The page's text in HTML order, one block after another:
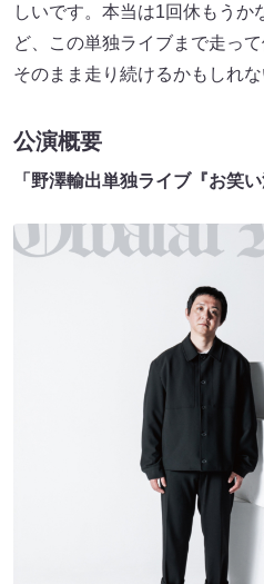
しいです。本当は1回休もうか
ど、この単独ライブまで走っ
そのまま走り続けるかもしれな
公演概要
「野澤輸出単独ライブ『お笑い